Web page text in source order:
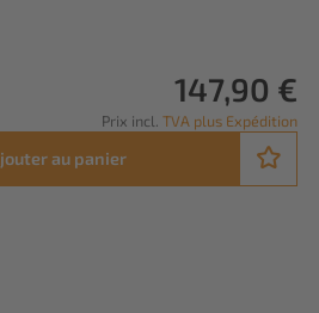
147,90 €
Prix incl. TVA plus Expédition
au panier